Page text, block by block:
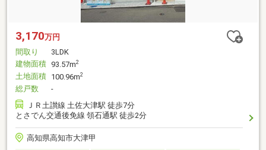
3,170万円
間取り
3LDK
建物面積 93.57m2
土地面積 100.96m2
総戸数
-
ＪＲ土讃線 土佐大津駅 徒歩7分
とさでん交通後免線 領石通駅 徒歩2分
高知県高知市大津甲